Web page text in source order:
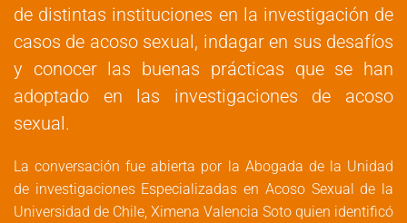
de distintas instituciones en la investigación de
casos de acoso sexual, indagar en sus desafíos
y conocer las buenas prácticas que se han
adoptado en las investigaciones de acoso
sexual.
La conversación fue abierta por la Abogada de la Unidad
de investigaciones Especializadas en Acoso Sexual de la
Universidad de Chile, Ximena Valencia Soto quien identificó